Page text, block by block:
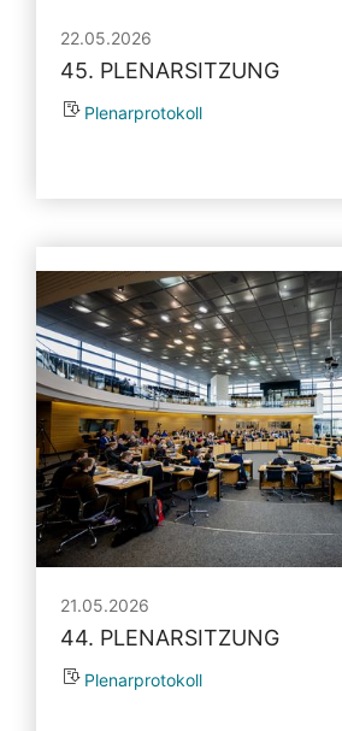
22.05.2026
45. PLENARSITZUNG
Plenarprotokoll
21.05.2026
44. PLENARSITZUNG
Plenarprotokoll